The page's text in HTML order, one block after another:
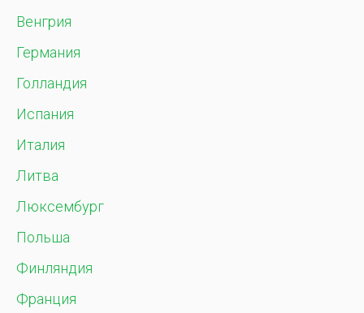
Венгрия
Германия
Голландия
Испания
Италия
Литва
Люксембург
Польша
Финляндия
Франция